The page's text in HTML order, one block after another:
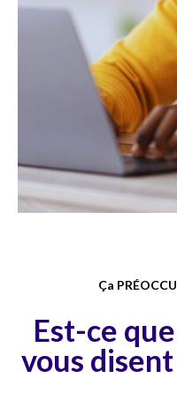
Ça
Est-ce
vous